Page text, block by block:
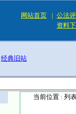
网站首页 | 公法
资料
经典旧站
当前位置 : 列